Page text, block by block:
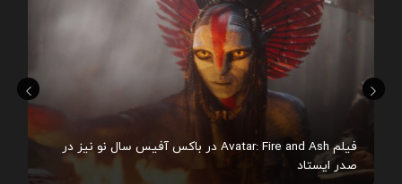
فیلم Avatar: Fire and Ash در باکس آفیس سال نو نیز در
صدر ایستاد